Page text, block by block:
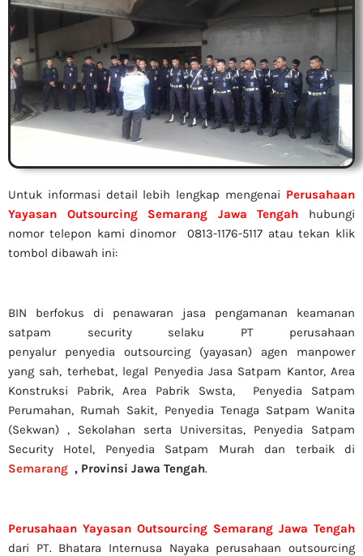
Untuk informasi detail lebih lengkap mengenai Perusahaan
Yayasan Outsourcing Semarang Jawa Tengah
hubungi
nomor telepon kami dinomor 0813-1176-5117 atau tekan klik
tombol dibawah ini:
BIN berfokus di penawaran jasa pengamanan keamanan
satpam security selaku PT perusahaan
penyalur penyedia outsourcing (yayasan) agen manpower
yang sah, terhebat, legal Penyedia Jasa Satpam Kantor, Area
Konstruksi Pabrik, Area Pabrik Swsta, Penyedia Satpam
Perumahan, Rumah Sakit, Penyedia Tenaga Satpam Wanita
(Sekwan) , Sekolahan serta Universitas, Penyedia Satpam
Security Hotel, Penyedia Satpam Murah dan terbaik di
Semarang , Provinsi Jawa Tengah.
Perusahaan Yayasan Outsourcing Semarang Jawa Tengah
dari PT. Bhatara Internusa Nayaka perusahaan outsourcing